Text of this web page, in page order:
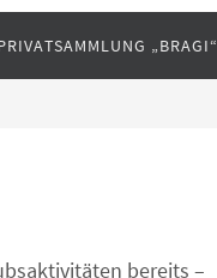
„BRAGI“
bereits –